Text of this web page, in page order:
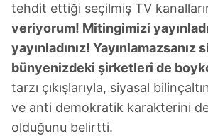
tehdit ettiği seçilmiş TV
veriyorum! Mitingimizi
yayınladınız! Yayınlamazsanız
bünyenizdeki şirketleri de
tarzı çıkışlarıyla, siyasal
ve anti demokratik karakterini
olduğunu belirtti.